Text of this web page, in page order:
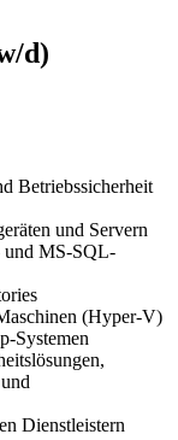
d)
Betriebssicherheit
und Servern
und MS-SQL-
(Hyper-V)
Systemen
Dienstleistern